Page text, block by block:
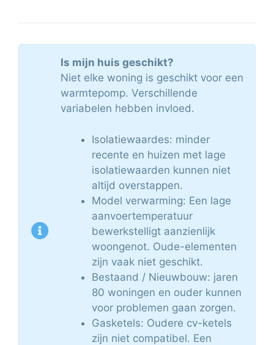
Is mijn huis geschikt?
Niet elke woning is geschikt voor een
warmtepomp. Verschillende
variabelen hebben invloed.
Isolatiewaardes: minder
recente en huizen met lage
isolatiewaarden kunnen niet
altijd overstappen.
Model verwarming: Een lage
aanvoertemperatuur
bewerkstelligt aanzienlijk
woongenot. Oude-elementen
zijn vaak niet geschikt.
Bestaand / Nieuwbouw: jaren
80 woningen en ouder kunnen
voor problemen gaan zorgen.
Gasketels: Oudere cv-ketels
zijn niet compatibel. Een